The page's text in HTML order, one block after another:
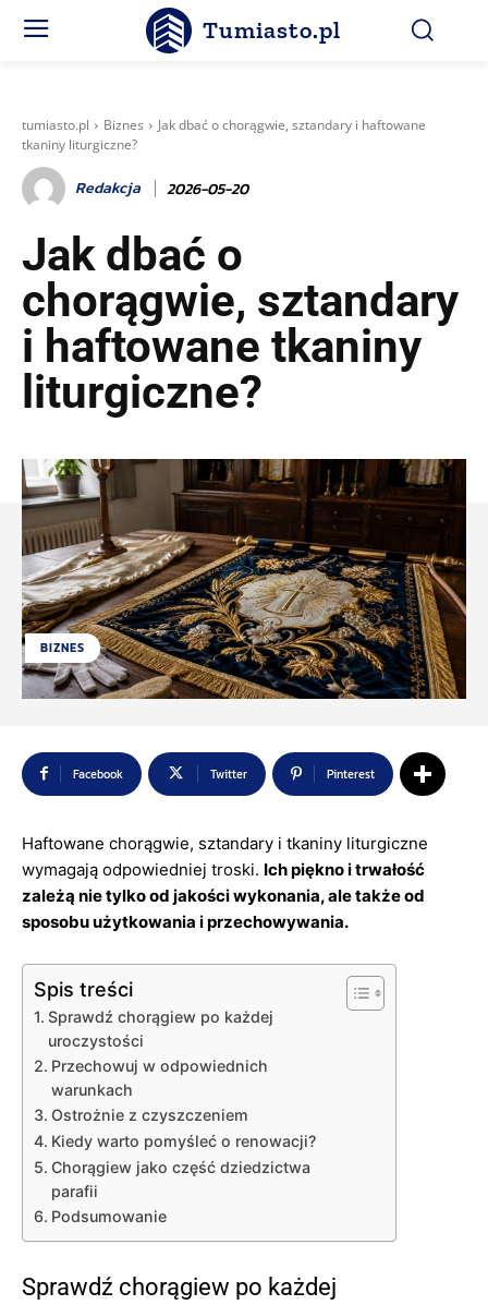
Tumiasto.pl
tumiasto.pl Biznes
Jak dbać o chorągwie, sztandary i haftowane
tkaniny liturgiczne?
Redakcja 2026-05-20
Jak dbać o
chorągwie, sztandary
i haftowane tkaniny
liturgiczne?
BIZNES
Facebook Twitter Pinterest
Haftowane chorągwie, sztandary i tkaniny liturgiczne
wymagają odpowiedniej troski. Ich piękno i trwałość
zależą nie tylko od jakości wykonania, ale także od
sposobu użytkowania i przechowywania.
Spis treści
Sprawdź chorągiew po każdej
uroczystości
Przechowuj w odpowiednich
warunkach
Ostrożnie z czyszczeniem
Kiedy warto pomyśleć o renowacji?
Chorągiew jako część dziedzictwa
parafii
Podsumowanie
Sprawdź chorągiew po każdej